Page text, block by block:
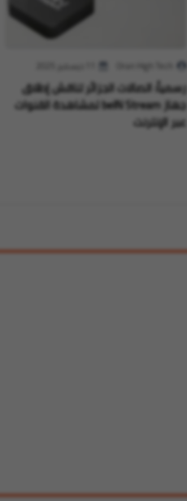
Oran High Tech
رسمياً: اتصالات الجزائر تناقش إطلاق
جهاز beIN Stream لمشاهدة القنوات
عبر الإنترنت